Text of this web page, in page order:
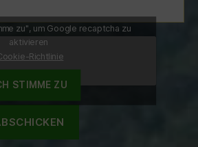
zu", um Google recaptcha zu
aktivieren
Richtlinie
STIMME ZU